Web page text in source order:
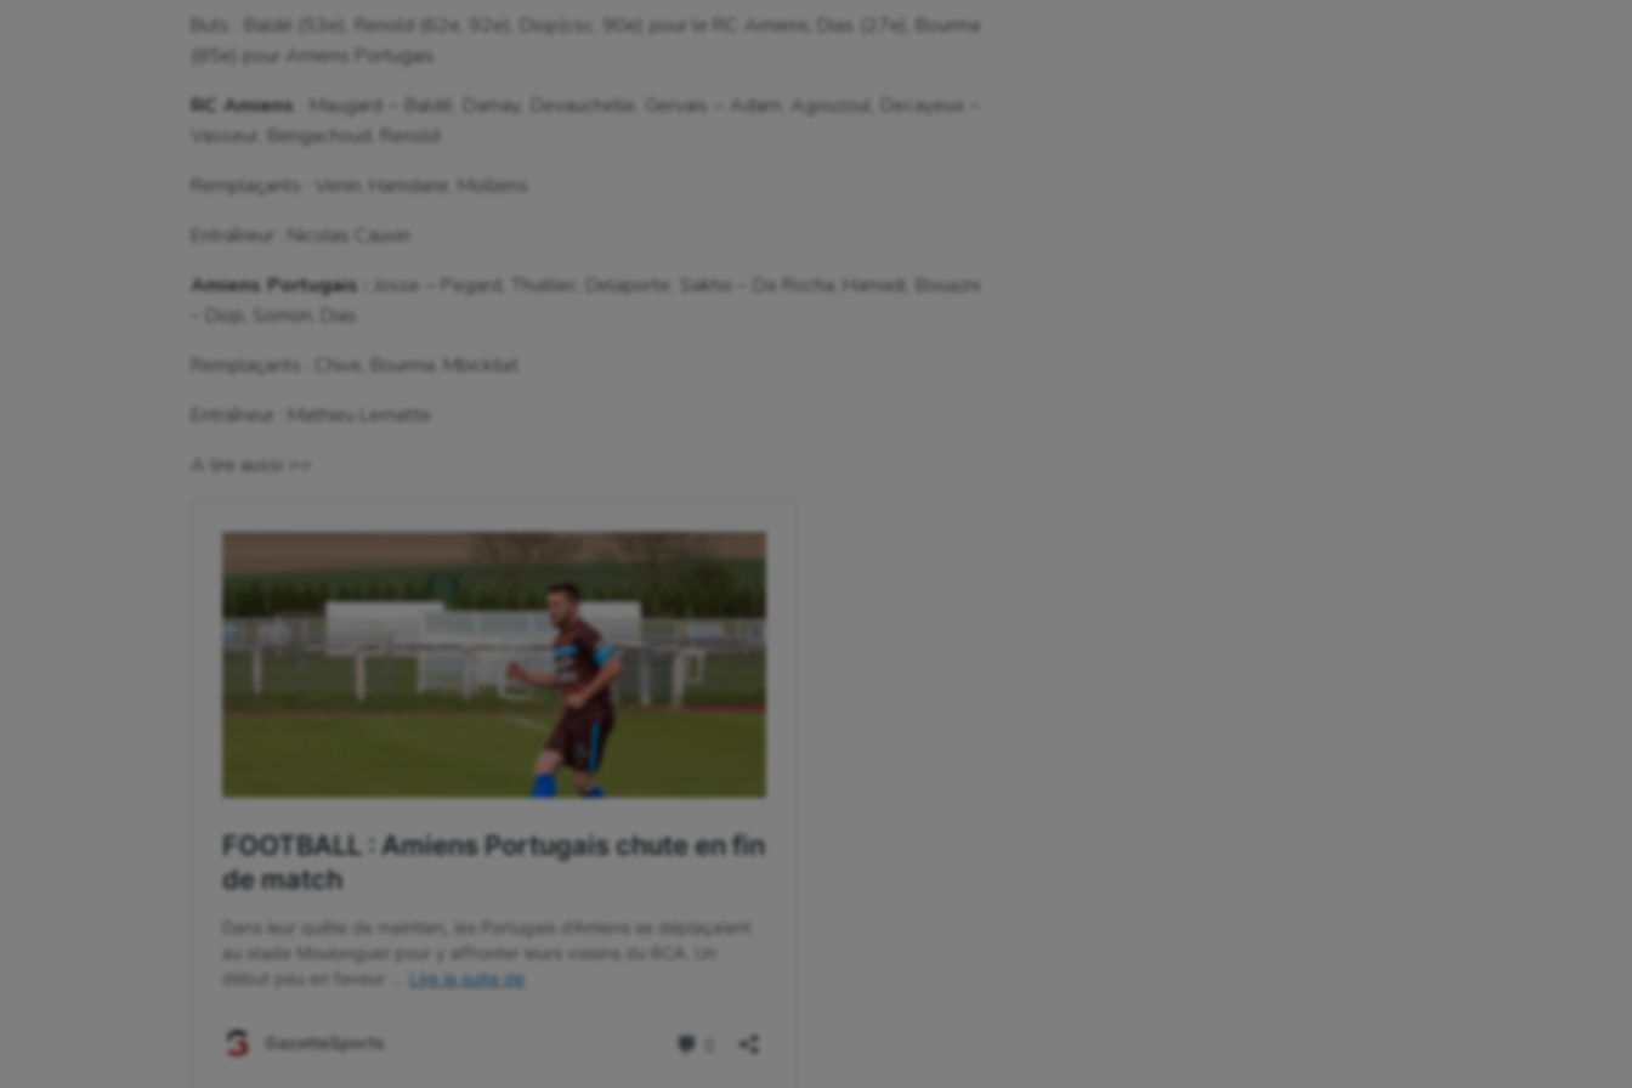
Buts : Baldé (53e), Renold (62e, 92e), Diop(csc, 90e) pour le RC Amiens; Dias (27e), Bourma
(85e) pour Amiens Portugais
RC Amiens : Maugard – Baldé, Damay, Devauchelle, Gervais – Adam, Agouzoul, Decayeux –
Vasseur, Bengachoud, Renold
Remplaçants : Venin, Hamdane, Molliens
Entraîneur : Nicolas Cauvin
Amiens Portugais :
Josse – Pegard, Thuillier, Delaporte, Sakho – Da Rocha, Hamadi, Bouazni
– Diop, Somon, Dias
Remplaçants : Chive, Bourma, Mbickilat
Entraîneur : Mathieu Lematte
A lire aussi >>